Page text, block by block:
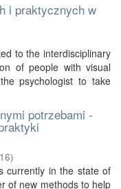
i praktycznych w
to the interdisciplinary
of people with visual
psychologist to take
potrzebami -
)
currently in the state of
of new methods to help